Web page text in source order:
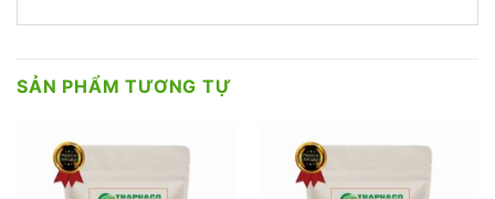
SẢN PHẨM TƯƠNG TỰ